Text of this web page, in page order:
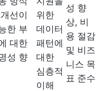
선이
한 부
대한
성 향
위한
데이터
패턴에
대한
심층적
이해
성 향
상, 비
용 절감
및 비즈
니스 목
표 준수